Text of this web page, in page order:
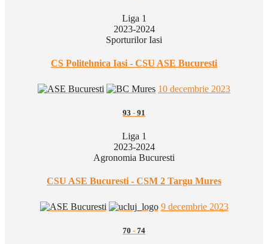
Liga 1
2023-2024
Sporturilor Iasi
CS Politehnica Iasi - CSU ASE Bucuresti
10 decembrie 2023
93 - 91
Liga 1
2023-2024
Agronomia Bucuresti
CSU ASE Bucuresti - CSM 2 Targu Mures
9 decembrie 2023
70 - 74